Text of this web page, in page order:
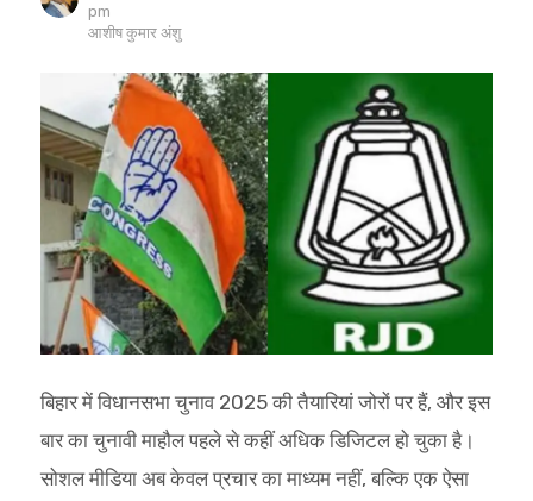
pm
Author
आशीष कुमार अंशु
बिहार में विधानसभा चुनाव 2025 की तैयारियां जोरों पर हैं, और इस
बार का चुनावी माहौल पहले से कहीं अधिक डिजिटल हो चुका है।
सोशल मीडिया अब केवल प्रचार का माध्यम नहीं, बल्कि एक ऐसा